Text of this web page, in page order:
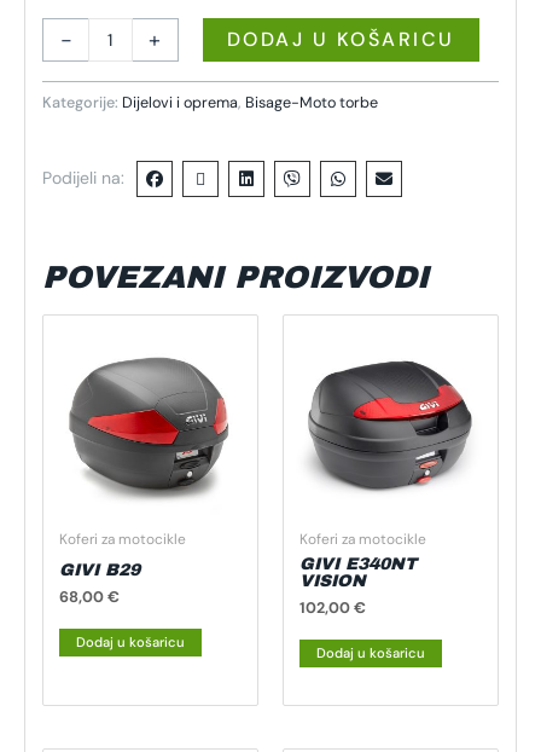
- + DODAJ U KOŠARICU
Kategorije: Dijelovi i oprema, Bisage-Moto torbe
Podijeli na:
POVEZANI PROIZVODI
Koferi za motocikle
GIVI B29
68,00€
Dodaj u košaricu
Koferi za motocikle
GIVI E340NT
VISION
102,00€
Dodaj u košaricu